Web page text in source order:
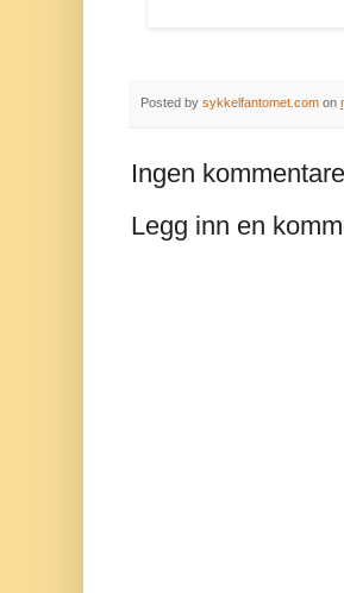
Posted by sykkelfantomet.com on
Ingen
Legg inn en